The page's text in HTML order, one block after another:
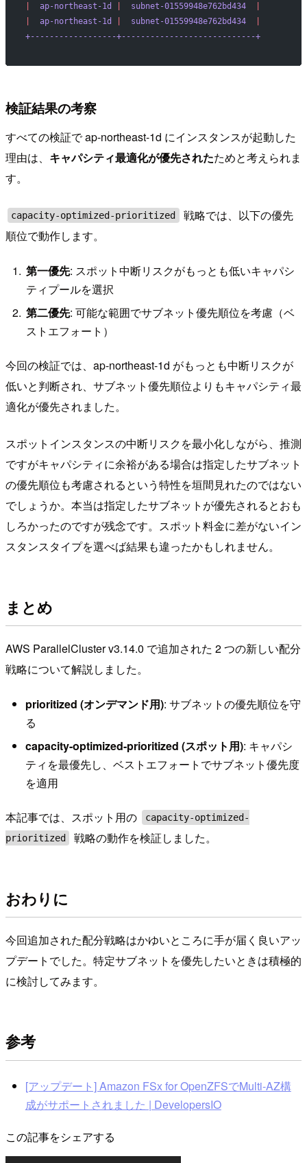
  ap-northeast-1d
  subnet-01559948e762bd434
  |
  ap-northeast-1d
  subnet-01559948e762bd434
  |
+------------------+----------------------------+
検証結果の考察
すべての検証で ap-northeast-1d にインスタンスが起動した
理由は、 キャパシティ最適化が優先されたためと考えられま
す。
capacity-optimized-prioritized
戦略では、以下の優先
順位で動作します。
第一優先: スポット中断リスクがもっとも低いキャパシ
ティプールを選択
第二優先: 可能な範囲でサブネット優先順位を考慮（ベ
ストエフォート）
今回の検証では、ap-northeast-1d がもっとも中断リスクが
低いと判断され、サブネット優先順位よりもキャパシティ最
適化が優先されました。
スポットインスタンスの中断リスクを最小化しながら、推測
ですがキャパシティに余裕がある場合は指定したサブネット
の優先順位も考慮されるという特性を垣間見れたのではない
でしょうか。本当は指定したサブネットが優先されるとおも
しろかったのですが残念です。スポット料金に差がないイン
スタンスタイプを選べば結果も違ったかもしれません。
まとめ
AWS ParallelCluster v3.14.0 で追加された 2 つの新しい配分
戦略について解説しました。
prioritized (オンデマンド用): サブネットの優先順位を守
る
capacity-optimized-prioritized (スポット用): キャパシ
ティを最優先し、ベストエフォートでサブネット優先度
を適用
本記事では、スポット用の
capacity-optimized-
prioritized
戦略の動作を検証しました。
おわりに
今回追加された配分戦略はかゆいところに手が届く良いアッ
プデートでした。特定サブネットを優先したいときは積極的
に検討してみます。
参考
[アップデート] Amazon FSx for OpenZFSでMulti-AZ構
成がサポートされました | DevelopersIO
この記事をシェアする